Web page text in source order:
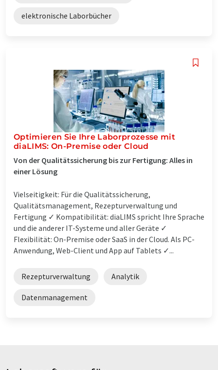
elektronische Laborbücher
Optimieren Sie Ihre Laborprozesse mit
diaLIMS: On-Premise oder Cloud
Von der Qualitätssicherung bis zur Fertigung: Alles in
einer Lösung
Vielseitigkeit: Für die Qualitätssicherung,
Qualitätsmanagement, Rezepturverwaltung und
Fertigung ✓ Kompatibilität: diaLIMS spricht Ihre Sprache
und die anderer IT-Systeme und aller Geräte ✓
Flexibilität: On-Premise oder SaaS in der Cloud. Als PC-
Anwendung, Web-Client und App auf Tablets ✓...
Rezepturverwaltung Analytik
Datenmanagement